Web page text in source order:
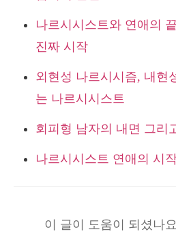
나르시시스트와 연애의
진짜 시작
외현성 나르시시즘, 내현
는 나르시시스트
회피형 남자의 내면 그리
나르시시스트 연애의 시
이 글이 도움이 되셨나